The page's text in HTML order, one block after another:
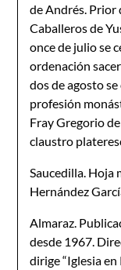
de Andrés. Prior
Caballeros de
once de julio se
ordenación
dos de agosto
profesión
Fray Gregorio
claustro
Saucedilla. Hoja
Hernández
Almaraz.
desde 1967.
dirige “Iglesia